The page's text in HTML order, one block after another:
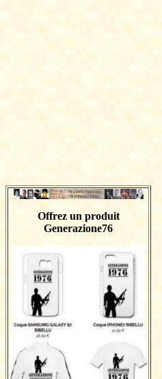
Offrez un produit
Generazione76